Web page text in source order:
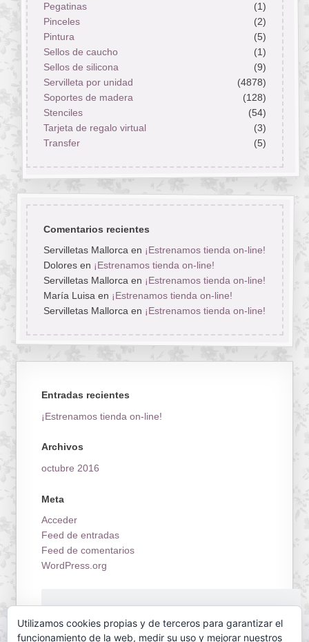
Pegatinas
(1)
Pinceles
(2)
Pintura
(5)
Sellos de caucho
(1)
Sellos de silicona
(9)
Servilleta por unidad
(4878)
Soportes de madera
(128)
Stenciles
(54)
Tarjeta de regalo virtual
(3)
Transfer
(5)
Comentarios recientes
Servilletas Mallorcaen ¡Estrenamos tienda on-line!
Doloresen ¡Estrenamos tienda on-line!
Servilletas Mallorcaen ¡Estrenamos tienda on-line!
María Luisaen ¡Estrenamos tienda on-line!
Servilletas Mallorcaen ¡Estrenamos tienda on-line!
Entradas recientes
¡Estrenamos tienda on-line!
Archivos
octubre 2016
Meta
Acceder
Feed de entradas
Feed de comentarios
WordPress.org
Utilizamos cookies propias y de terceros para garantizar el
funcionamiento de la web, medir su uso y mejorar nuestros